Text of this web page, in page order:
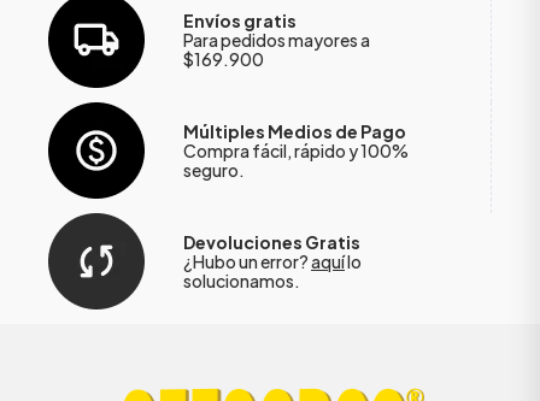
Envíos gratis
Para pedidos mayores a
$169.900
Múltiples Medios de Pago
Compra fácil, rápido y 100%
seguro.
Devoluciones Gratis
¿Hubo un error?aquílo
solucionamos.